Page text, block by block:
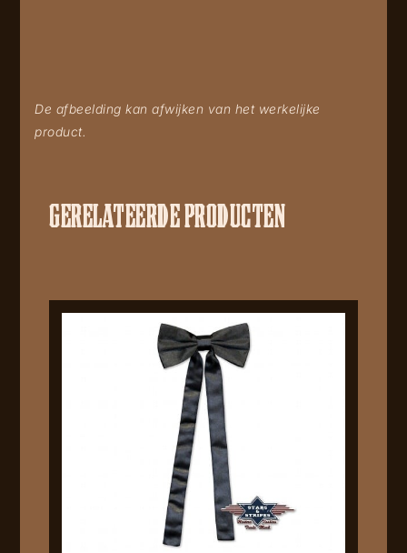
De afbeelding kan afwijken van het werkelijke
product.
GERELATEERDE PRODUCTEN